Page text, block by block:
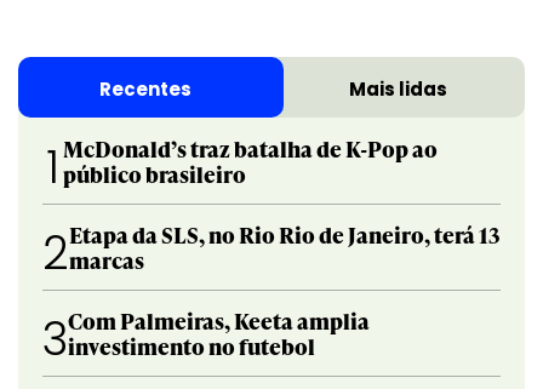
Recentes Mais lidas
1 McDonald’s traz batalha de K-Pop ao
público brasileiro
2Etapa da SLS, no Rio Rio de Janeiro, terá 13
marcas
3Com Palmeiras, Keeta amplia
investimento no futebol